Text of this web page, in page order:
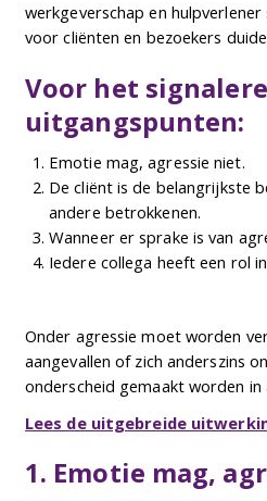
werkgeverschap en
voor cliënten en bezoekers
Voor het
uitgangspunten:
Emotie mag, agressie niet.
De cliënt is de belangrijkste
andere betrokkenen.
Wanneer er sprake is van
Iedere collega heeft een rol
Onder agressie moet worden
aangevallen of zich anderszins
onderscheid gemaakt worden in
Lees de uitgebreide
1. Emotie mag,